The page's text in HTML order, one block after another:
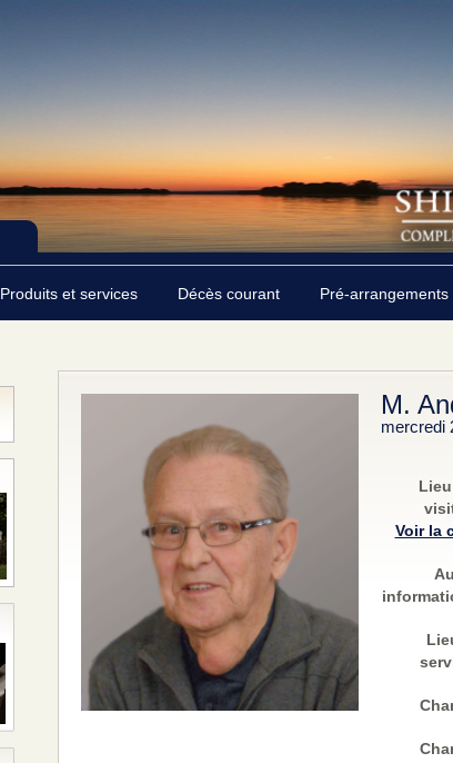
Produits et services Décès courant Pré-arrangements
M.
mercredi
Voir la